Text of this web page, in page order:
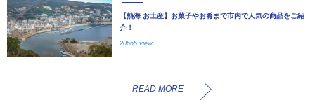
【熱海 お土産】お菓子やお肴まで市内で人気の商品をご紹
介！
20665 view
READ MORE